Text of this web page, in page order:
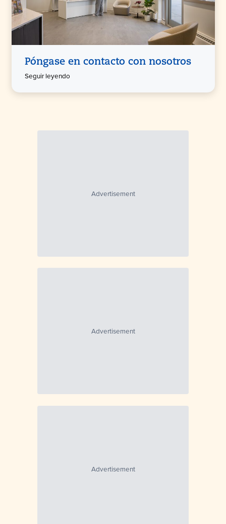
Póngase en contacto con nosotros
Seguir leyendo